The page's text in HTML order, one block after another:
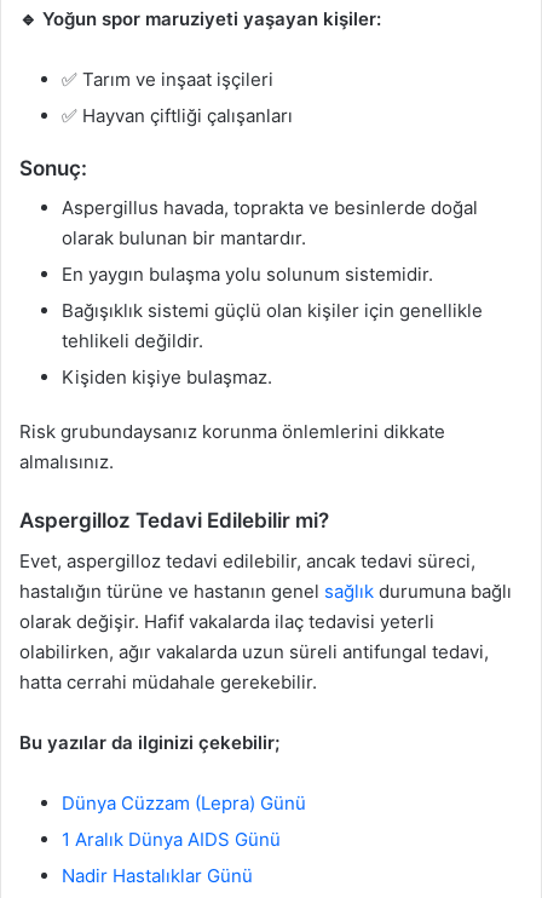
🔹 Yoğun spor maruziyeti yaşayan kişiler:
✅ Tarım ve inşaat işçileri
✅ Hayvan çiftliği çalışanları
Sonuç:
Aspergillus havada, toprakta ve besinlerde doğal
olarak bulunan bir mantardır.
En yaygın bulaşma yolu solunum sistemidir.
Bağışıklık sistemi güçlü olan kişiler için genellikle
tehlikeli değildir.
Kişiden kişiye bulaşmaz.
Risk grubundaysanız korunma önlemlerini dikkate
almalısınız.
Aspergilloz Tedavi Edilebilir mi?
Evet, aspergilloz tedavi edilebilir, ancak tedavi süreci,
hastalığın türüne ve hastanın genel sağlık durumuna bağlı
olarak değişir. Hafif vakalarda ilaç tedavisi yeterli
olabilirken, ağır vakalarda uzun süreli antifungal tedavi,
hatta cerrahi müdahale gerekebilir.
Bu yazılar da ilginizi çekebilir;
Dünya Cüzzam (Lepra) Günü
1 Aralık Dünya AIDS Günü
Nadir Hastalıklar Günü